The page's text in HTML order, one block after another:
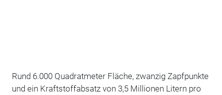
Rund 6.000 Quadratmeter Fläche, zwanzig Zapfpunkte
und ein Kraftstoffabsatz von 3,5 Millionen Litern pro